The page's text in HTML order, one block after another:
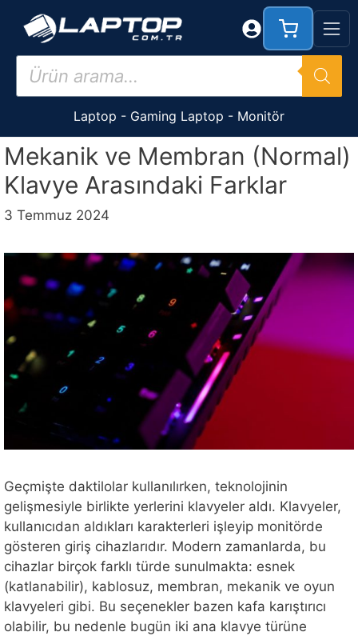
Products
search
Laptop - Gaming Laptop - Monitör
Mekanik ve Membran (Normal)
Klavye Arasındaki Farklar
3 Temmuz 2024
Geçmişte daktilolar kullanılırken, teknolojinin
gelişmesiyle birlikte yerlerini klavyeler aldı. Klavyeler,
kullanıcıdan aldıkları karakterleri işleyip monitörde
gösteren giriş cihazlarıdır. Modern zamanlarda, bu
cihazlar birçok farklı türde sunulmakta: esnek
(katlanabilir), kablosuz, membran, mekanik ve oyun
klavyeleri gibi. Bu seçenekler bazen kafa karıştırıcı
olabilir, bu nedenle bugün iki ana klavye türüne